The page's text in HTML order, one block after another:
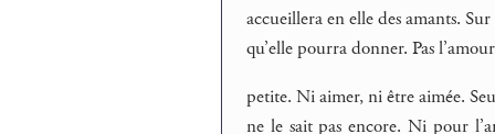
accueillera en elle des amants.
qu’elle pourra donner. Pas
petite. Ni aimer, ni être aimée.
ne le sait pas encore. Ni pour